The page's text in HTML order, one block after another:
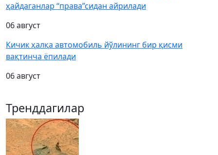
ҳайдаганлар “права”сидан айрилади
06 август
Кичик ҳалқа автомобиль йўлининг бир қисми
вақтинча ёпилади
06 август
Тренддагилар